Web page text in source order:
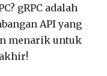
gRPC adalah
API yang
menarik untuk